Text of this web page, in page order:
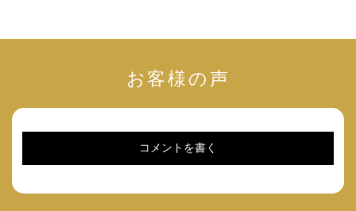
お客様の声
コメントを書く